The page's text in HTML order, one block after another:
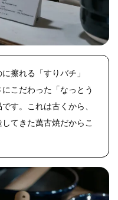
擦れる「すりバチ」
こだわった「なっとう
す。これは古くから、
てきた萬古焼だからこ